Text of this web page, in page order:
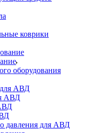
коврики
оборудования
АВД
АВД
давления для АВД